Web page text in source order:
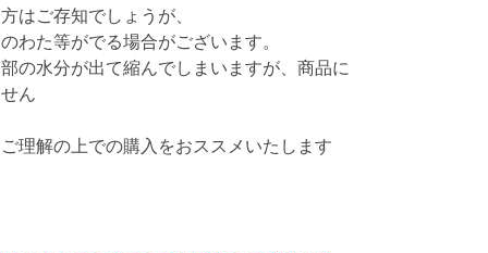
はご存知でしょうが、
わた等がでる場合がございます。
の水分が出て縮んでしまいますが、商品に
ん
理解の上での購入をおススメいたします